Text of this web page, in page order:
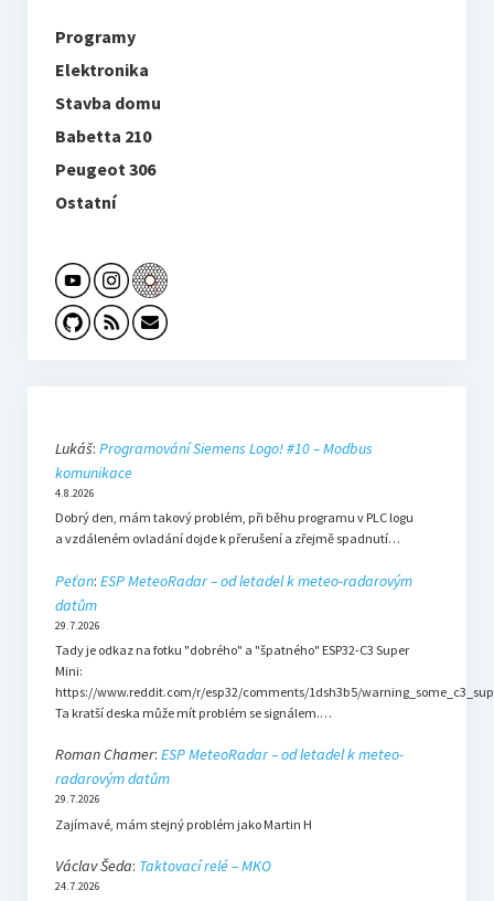
Programy
Elektronika
Stavba domu
Babetta 210
Peugeot 306
Ostatní
Lukáš: Programování Siemens Logo! #10 – Modbus
komunikace
4.8.2026
Dobrý den, mám takový problém, při běhu programu v PLC logu
a vzdáleném ovladání dojde k přerušení a zřejmě spadnutí…
Peťan: ESP MeteoRadar – od letadel k meteo-radarovým
datům
29.7.2026
Tady je odkaz na fotku "dobrého" a "špatného" ESP32-C3 Super
Mini:
https://www.reddit.com/r/esp32/comments/1dsh3b5/
Ta kratší deska může mít problém se signálem.…
Roman Chamer: ESP MeteoRadar – od letadel k meteo-
radarovým datům
29.7.2026
Zajímavé, mám stejný problém jako Martin H
Václav Šeda: Taktovací relé – MKO
24.7.2026